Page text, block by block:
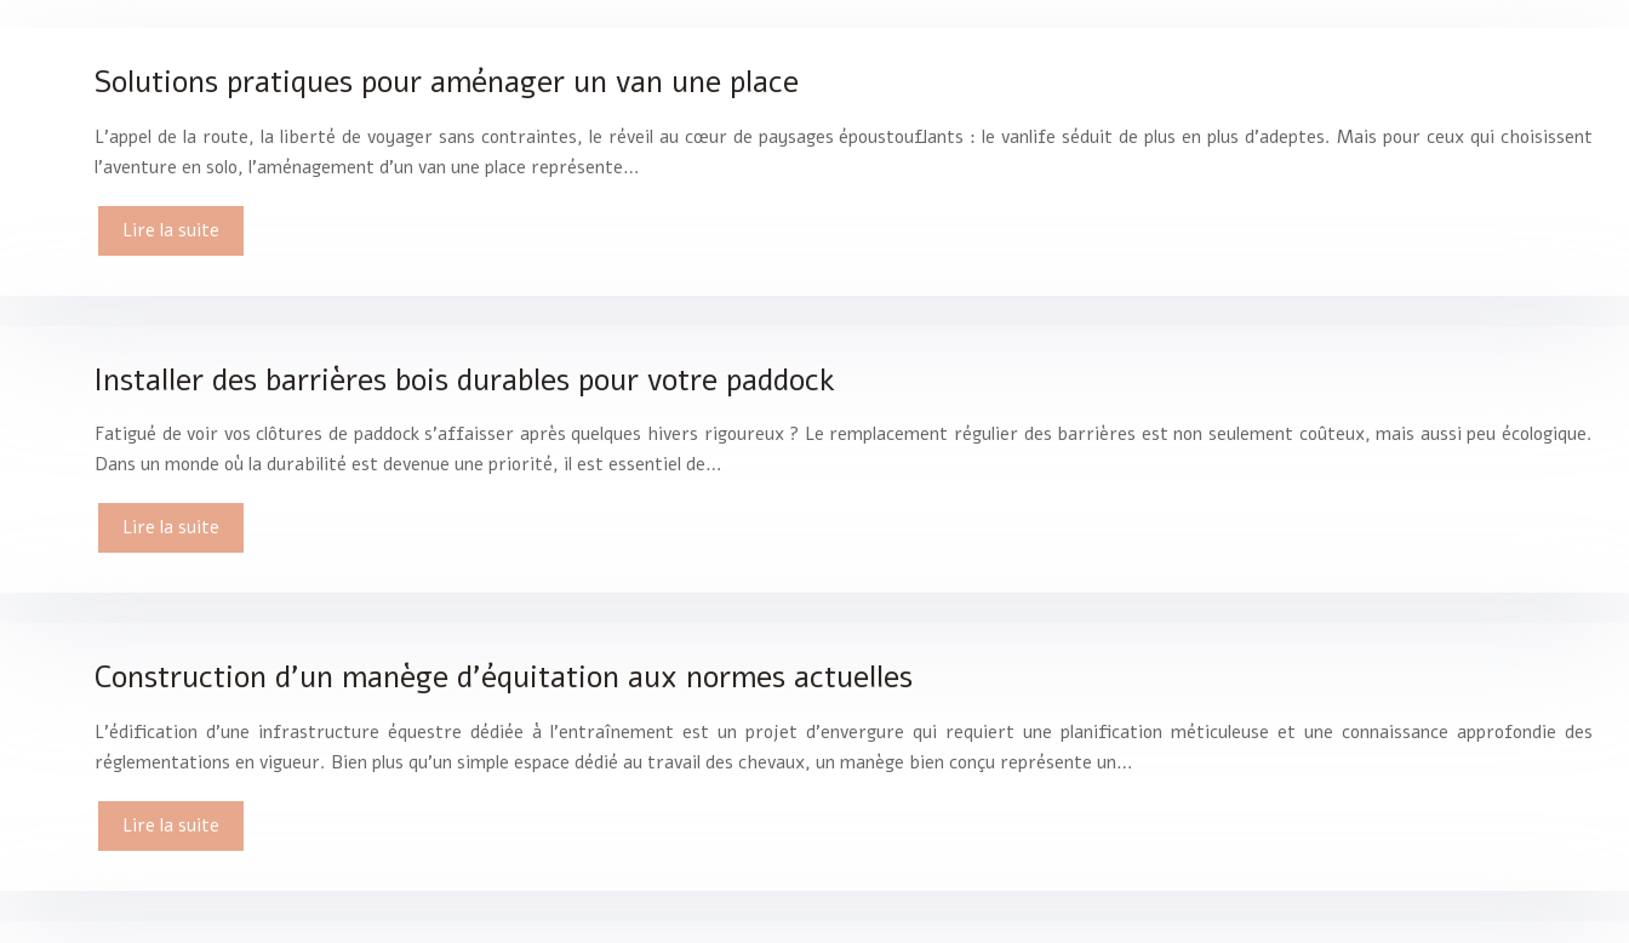
Solutions pratiques pour aménager un van une place
L’appel de la route, la liberté de voyager sans contraintes, le réveil au cœur de paysages époustouflants : le vanlife séduit de plus en plus d’adeptes. Mais pour ceux qui choisissent
l’aventure en solo, l’aménagement d’un van une place représente…
Lire la suite
Installer des barrières bois durables pour votre paddock
Fatigué de voir vos clôtures de paddock s’affaisser après quelques hivers rigoureux ? Le remplacement régulier des barrières est non seulement coûteux, mais aussi peu écologique.
Dans un monde où la durabilité est devenue une priorité, il est essentiel de…
Lire la suite
Construction d’un manège d’équitation aux normes actuelles
L’édification d’une infrastructure équestre dédiée à l’entraînement est un projet d’envergure qui requiert une planification méticuleuse et une connaissance approfondie des
réglementations en vigueur. Bien plus qu’un simple espace dédié au travail des chevaux, un manège bien conçu représente un…
Lire la suite